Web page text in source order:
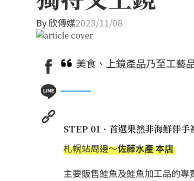
By欣傳媒2023/11/08
美食、上鏡產品乃至工藝
STEP 01．首選果然非海鮮伴手
札幌站周邊～佐藤水產 本店
主要販售鮭魚及鮭魚加工品的